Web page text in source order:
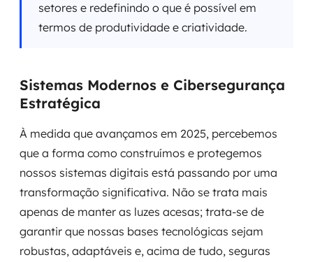
setores e redefinindo o que é possível em
termos de produtividade e criatividade.
Sistemas Modernos e Cibersegurança
Estratégica
À medida que avançamos em 2025, percebemos
que a forma como construímos e protegemos
nossos sistemas digitais está passando por uma
transformação significativa. Não se trata mais
apenas de manter as luzes acesas; trata-se de
garantir que nossas bases tecnológicas sejam
robustas, adaptáveis e, acima de tudo, seguras